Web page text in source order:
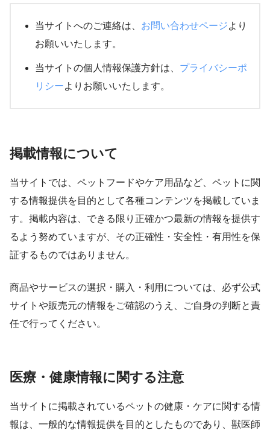
当サイトへのご連絡は、 お問い合わせページより
お願いいたします。
当サイトの個人情報保護方針は、 プライバシーポ
リシーよりお願いいたします。
掲載情報について
当サイトでは、ペットフードやケア用品など、ペットに関
する情報提供を目的として各種コンテンツを掲載していま
す。掲載内容は、できる限り正確かつ最新の情報を提供す
るよう努めていますが、その正確性・安全性・有用性を保
証するものではありません。
商品やサービスの選択・購入・利用については、必ず公式
サイトや販売元の情報をご確認のうえ、ご自身の判断と責
任で行ってください。
医療・健康情報に関する注意
当サイトに掲載されているペットの健康・ケアに関する情
報は、一般的な情報提供を目的としたものであり、獣医師